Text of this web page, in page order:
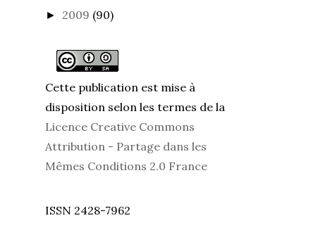
► 2009 (90)
Cette publication est mise à
disposition selon les termes de la
Licence Creative Commons
Attribution - Partage dans les
Mêmes Conditions 2.0 France
ISSN 2428-7962